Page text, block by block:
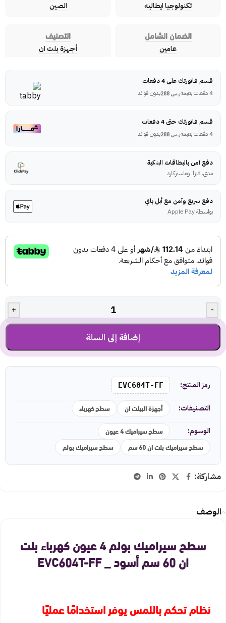
تكنولوجيا ايطاليه الصين
الضمان الشامل
عامين
التصنيف
أجهزة بلت ان
قسم فاتورتك على 4 دفعات
4 دفعات بقيمة
ر.س بدون فوائد
قسم فاتورتك حتى 4 دفعات
4 دفعات بقيمة
ر.س بدون فوائد
دفع آمن بالبطاقات البنكية
مدى، فيزا، وماستركارد
دفع سريع وآمن مع أبل باي
بواسطة Apple Pay
-
+
إضافة إلى السلة
رمز المنتج: EVC604T-FF
التصنيفات: أجهزة البيلت ان سطح كهرباء
الوسوم:
سطح سيراميك 4 عيون
سطح سيراميك بلت ان 60 سم
سطح سيراميك بولم
مشاركة:
الوصف
سطح سيراميك بولم 4 عيون كهرباء بلت
ان 60 سم أسود _ EVC604T-FF
نظام تحكم باللمس يوفر استخدامًا عمليًا